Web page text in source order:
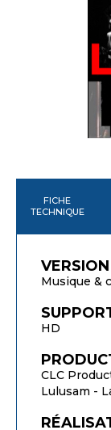
FICHE
TECHNIQUE
VERSION
Musique &
HD
CLC
Lulusam -